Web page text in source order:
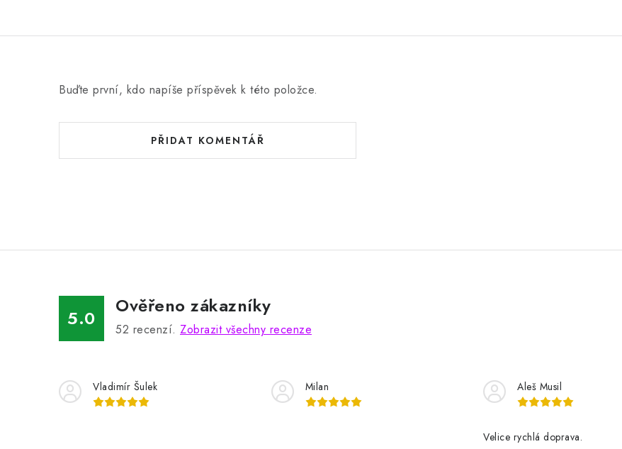
Buďte první, kdo napíše příspěvek k této položce.
PŘIDAT KOMENTÁŘ
5.0
Ověřeno zákazníky
52 recenzí. Zobrazit všechny recenze
Vladimír Šulek Milan Aleš Musil
Velice rychlá doprava.